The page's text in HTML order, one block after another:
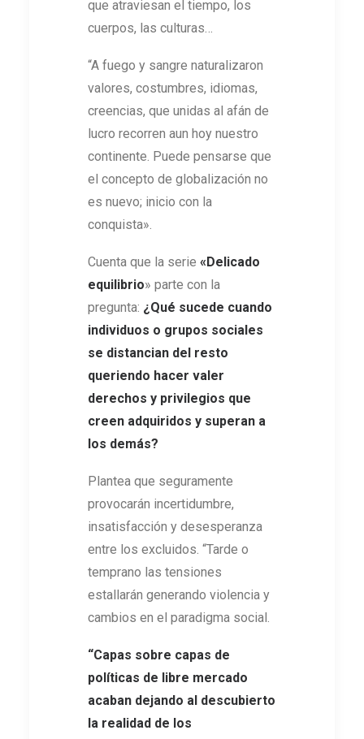
que atraviesan el tiempo, los
cuerpos, las culturas…
“A fuego y sangre naturalizaron
valores, costumbres, idiomas,
creencias, que unidas al afán de
lucro recorren aun hoy nuestro
continente. Puede pensarse que
el concepto de globalización no
es nuevo; inicio con la
conquista».
Cuenta que la serie «Delicado
equilibrio» parte con la
pregunta: ¿Qué sucede cuando
individuos o grupos sociales
se distancian del resto
queriendo hacer valer
derechos y privilegios que
creen adquiridos y superan a
los demás?
Plantea que seguramente
provocarán incertidumbre,
insatisfacción y desesperanza
entre los excluidos. “Tarde o
temprano las tensiones
estallarán generando violencia y
cambios en el paradigma social.
“Capas sobre capas de
políticas de libre mercado
acaban dejando al descubierto
la realidad de los